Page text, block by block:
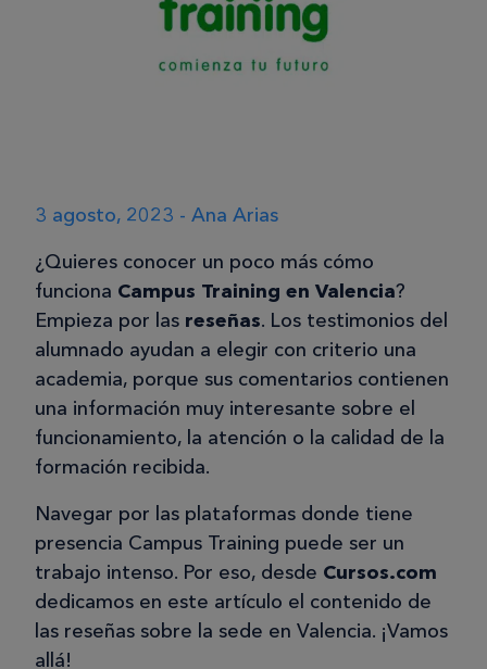
3 agosto, 2023 - Ana Arias
¿Quieres conocer un poco más cómo
funciona Campus Training en Valencia?
Empieza por las reseñas. Los testimonios del
alumnado ayudan a elegir con criterio una
academia, porque sus comentarios contienen
una información muy interesante sobre el
funcionamiento, la atención o la calidad de la
formación recibida.
Navegar por las plataformas donde tiene
presencia Campus Training puede ser un
trabajo intenso. Por eso, desde Cursos.com
dedicamos en este artículo el contenido de
las reseñas sobre la sede en Valencia. ¡Vamos
allá!